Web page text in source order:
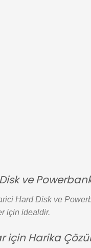
ve
Hard Disk ve
için idealdir.
için Harika